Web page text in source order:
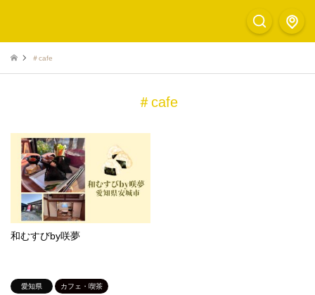
＃cafe
＃cafe
和むすびby咲夢
愛知県 カフェ・喫茶